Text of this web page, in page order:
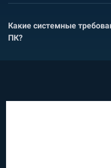
Какие системные
ПК?